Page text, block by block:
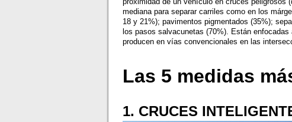
mediana para separar carriles como en los
18 y 21%); pavimentos pigmentados (35%);
los pasos salvacunetas (70%). Están
producen en vías convencionales en las
Las 5 medidas
1. CRUCES